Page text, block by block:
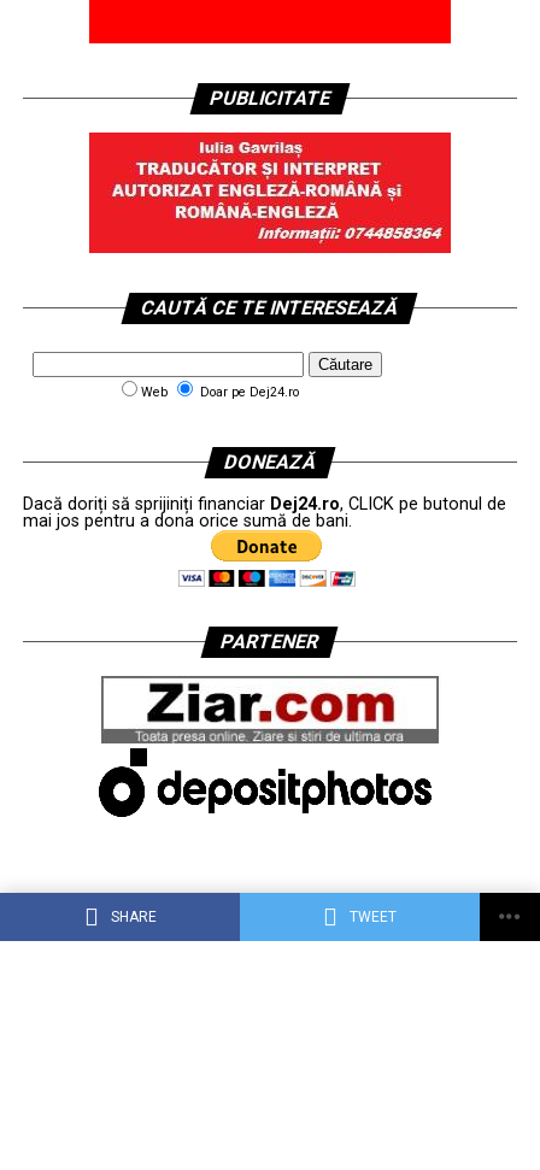
SHARE TWEET
PUBLICITATE
CAUTĂ CE TE INTERESEAZĂ
Web Doar pe Dej24.ro
DONEAZĂ
Dacă doriți să sprijiniți financiar Dej24.ro, CLICK pe butonul de
mai jos pentru a dona orice sumă de bani.
PARTENER